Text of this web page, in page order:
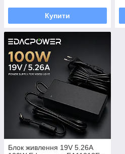
Купити
Блок живлення 19V 5.26A